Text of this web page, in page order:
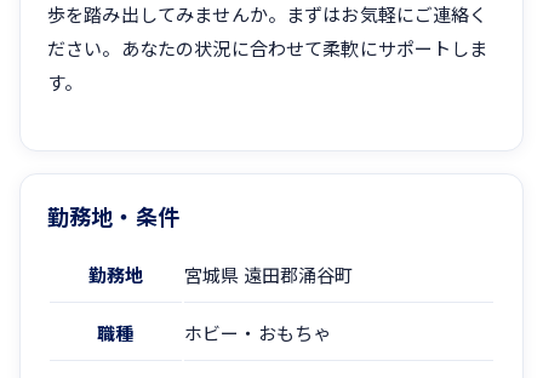
歩を踏み出してみませんか。まずはお気軽にご連絡く
ださい。あなたの状況に合わせて柔軟にサポートしま
す。
勤務地・条件
勤務地 宮城県 遠田郡涌谷町
職種 ホビー・おもちゃ